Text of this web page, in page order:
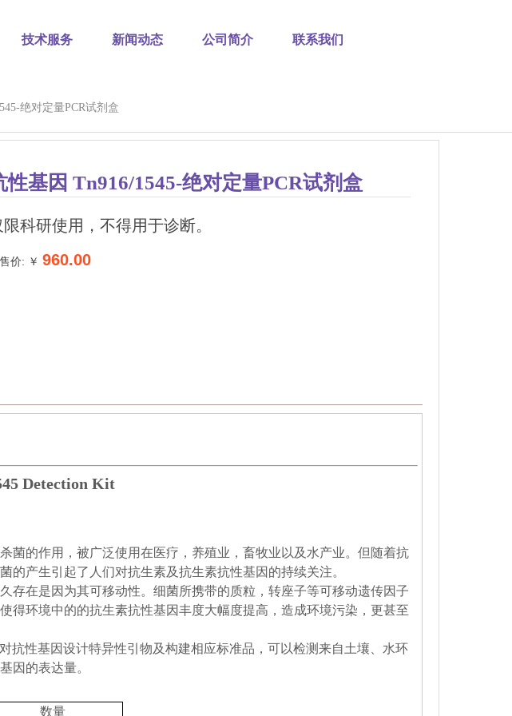
技术服务 新闻动态 公司简介 联系我们
绝对定量PCR试剂盒
性基因 Tn916/1545-绝对定量PCR试剂盒
限科研使用，不得用于诊断。
价: ￥ 960.00
Detection Kit
菌的作用，被广泛使用在医疗，养殖业，畜牧业以及水产业。但随着抗
的产生引起了人们对抗生素及抗生素抗性基因的持续关注。
存在是因为其可移动性。细菌所携带的质粒，转座子等可移动遗传因子
得环境中的的抗生素抗性基因丰度大幅度提高，造成环境污染，更甚至
抗性基因设计特异性引物及构建相应标准品， 可以检测来自土壤、水环
因的表达量。
数量